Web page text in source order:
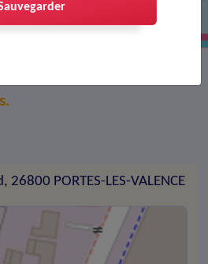
26800 PORTES-LES-VALENCE